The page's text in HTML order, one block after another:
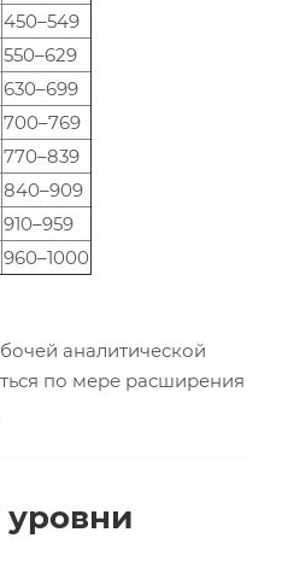
450–549
550–629
630–699
700–769
770–839
840–909
910–959
960–1000
аналитической
по мере расширения
уровни